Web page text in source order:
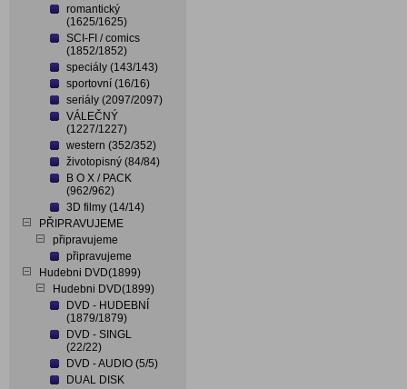
romantický
(1625/1625)
SCI-FI / comics
(1852/1852)
speciály (143/143)
sportovní (16/16)
seriály (2097/2097)
VÁLEČNÝ
(1227/1227)
western (352/352)
životopisný (84/84)
B O X / PACK
(962/962)
3D filmy (14/14)
PŘIPRAVUJEME
připravujeme
připravujeme
Hudebni DVD(1899)
Hudebni DVD(1899)
DVD - HUDEBNÍ
(1879/1879)
DVD - SINGL
(22/22)
DVD - AUDIO (5/5)
DUAL DISK